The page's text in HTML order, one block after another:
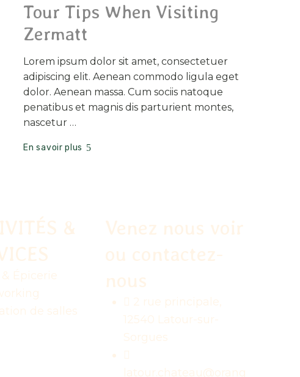
Tour Tips When Visiting
Zermatt
Lorem ipsum dolor sit amet, consectetuer
adipiscing elit. Aenean commodo ligula eget
dolor. Aenean massa. Cum sociis natoque
penatibus et magnis dis parturient montes,
nascetur …
En savoir plus
&
& Épicerie
de salles
Venez nous voir
ou contactez-
nous
2 rue principale,
12540 Latour-sur-
Sorgues
latour.chateau@orang